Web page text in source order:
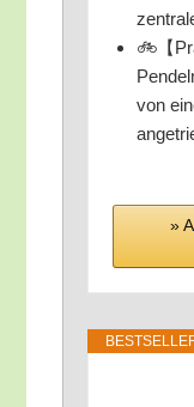
🚲【
von
»